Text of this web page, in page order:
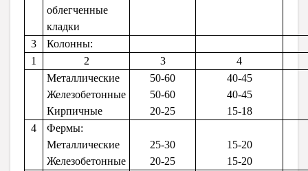
облегченные
кладки
3
Колонны:
1
2 3
4
Металлические
50-60
40-45
Железобетонные
50-60
40-45
Кирпичные
20-25
15-18
4
Фермы:
Металлические
25-30
15-20
Железобетонные
20-25
15-20